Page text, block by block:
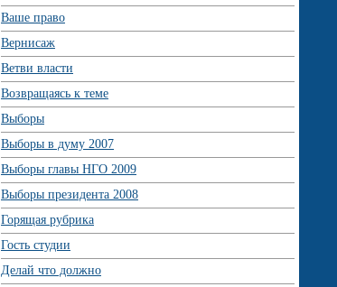
Ваше право
Вернисаж
Ветви власти
Возвращаясь к теме
Выборы
Выборы в думу 2007
Выборы главы НГО 2009
Выборы президента 2008
Горящая рубрика
Гость студии
Делай что должно